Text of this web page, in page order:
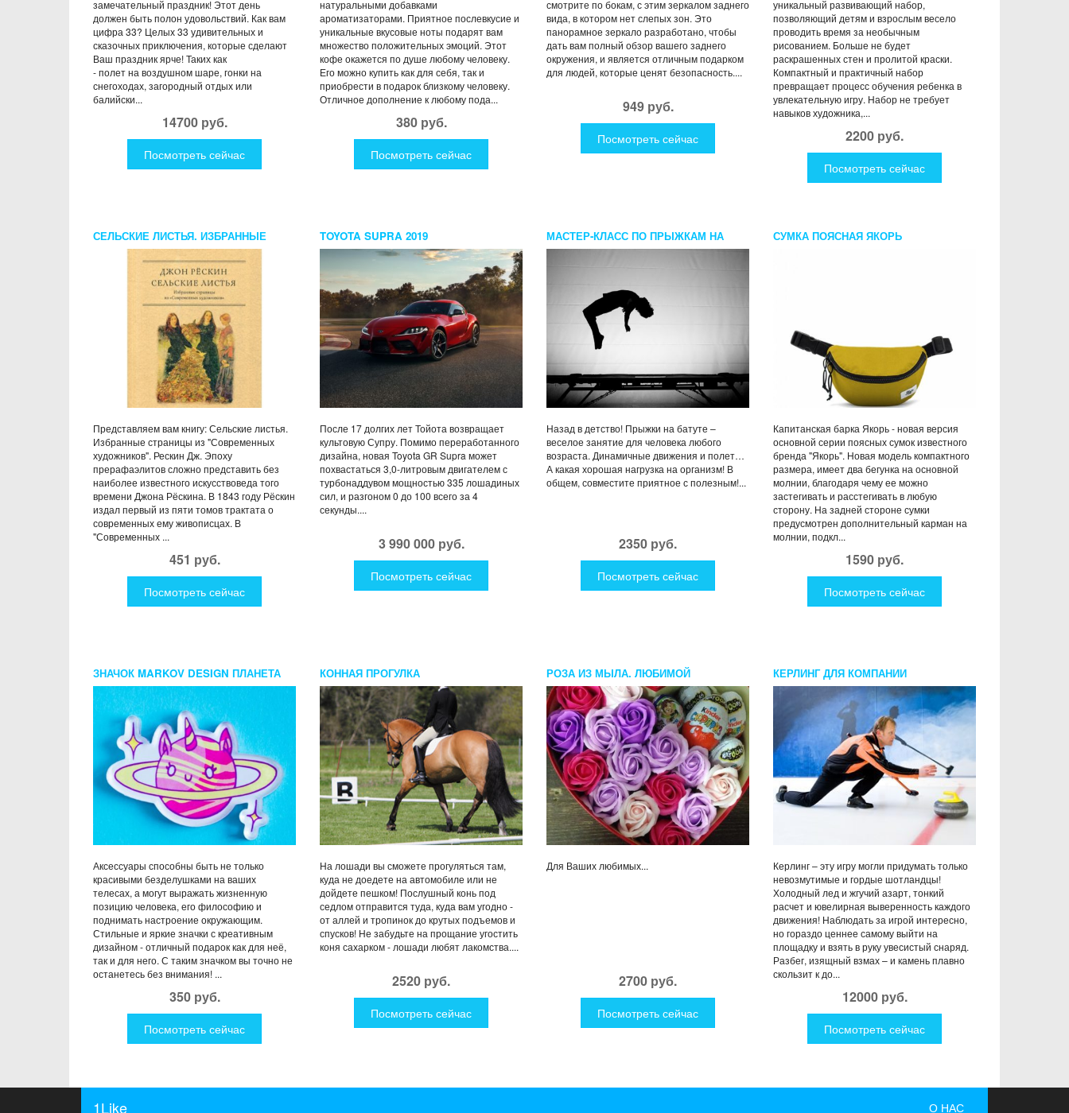
замечательный праздник! Этот день
должен быть полон удовольствий. Как вам
цифра 33? Целых 33 удивительных и
сказочных приключения, которые сделают
Ваш праздник ярче! Таких как
- полет на воздушном шаре, гонки на
снегоходах, загородный отдых или
балийски...
14700 руб.
Посмотреть сейчас
натуральными добавками
ароматизаторами. Приятное послевкусие и
уникальные вкусовые ноты подарят вам
множество положительных эмоций. Этот
кофе окажется по душе любому человеку.
Его можно купить как для себя, так и
приобрести в подарок близкому человеку.
Отличное дополнение к любому пода...
380 руб.
Посмотреть сейчас
смотрите по бокам, с этим зеркалом заднего
вида, в котором нет слепых зон. Это
панорамное зеркало разработано, чтобы
дать вам полный обзор вашего заднего
окружения, и является отличным подарком
для людей, которые ценят безопасность....
949 руб.
Посмотреть сейчас
уникальный развивающий набор,
позволяющий детям и взрослым весело
проводить время за необычным
рисованием. Больше не будет
раскрашенных стен и пролитой краски.
Компактный и практичный набор
превращает процесс обучения ребенка в
увлекательную игру. Набор не требует
навыков художника,...
2200 руб.
Посмотреть сейчас
СЕЛЬСКИЕ ЛИСТЬЯ. ИЗБРАННЫЕ
СТРАНИЦЫ ИЗ "СОВРЕМЕННЫХ
ХУДОЖНИКОВ". РЕСКИН ДЖ.
Представляем вам книгу: Сельские листья.
Избранные страницы из "Современных
художников". Рескин Дж. Эпоху
прерафаэлитов сложно представить без
наиболее известного искусствоведа того
времени Джона Рёскина. В 1843 году Рёскин
издал первый из пяти томов трактата о
современных ему живописцах. В
"Современных ...
451 руб.
Посмотреть сейчас
TOYOTA SUPRA 2019
После 17 долгих лет Тойота возвращает
культовую Супру. Помимо переработанного
дизайна, новая Toyota GR Supra может
похвастаться 3,0-литровым двигателем с
турбонаддувом мощностью 335 лошадиных
сил, и разгоном 0 до 100 всего за 4
секунды....
3 990 000 руб.
Посмотреть сейчас
МАСТЕР-КЛАСС ПО ПРЫЖКАМ НА
БАТУТЕ
Назад в детство! Прыжки на батуте –
веселое занятие для человека любого
возраста. Динамичные движения и полет…
А какая хорошая нагрузка на организм! В
общем, совместите приятное с полезным!...
2350 руб.
Посмотреть сейчас
СУМКА ПОЯСНАЯ ЯКОРЬ
Капитанская барка Якорь - новая версия
основной серии поясных сумок известного
бренда "Якорь". Новая модель компактного
размера, имеет два бегунка на основной
молнии, благодаря чему ее можно
застегивать и расстегивать в любую
сторону. На задней стороне сумки
предусмотрен дополнительный карман на
молнии, подкл...
1590 руб.
Посмотреть сейчас
ЗНАЧОК MARKOV DESIGN ПЛАНЕТА
Аксессуары способны быть не только
красивыми безделушками на ваших
телесах, а могут выражать жизненную
позицию человека, его философию и
поднимать настроение окружающим.
Стильные и яркие значки с креативным
дизайном - отличный подарок как для неё,
так и для него. С таким значком вы точно не
останетесь без внимания! ...
350 руб.
Посмотреть сейчас
КОННАЯ ПРОГУЛКА
На лошади вы сможете прогуляться там,
куда не доедете на автомобиле или не
дойдете пешком! Послушный конь под
седлом отправится туда, куда вам угодно -
от аллей и тропинок до крутых подъемов и
спусков! Не забудьте на прощание угостить
коня сахарком - лошади любят лакомства....
2520 руб.
Посмотреть сейчас
РОЗА ИЗ МЫЛА. ЛЮБИМОЙ
Для Ваших любимых...
2700 руб.
Посмотреть сейчас
КЕРЛИНГ ДЛЯ КОМПАНИИ
Керлинг – эту игру могли придумать только
невозмутимые и гордые шотландцы!
Холодный лед и жгучий азарт, тонкий
расчет и ювелирная выверенность каждого
движения! Наблюдать за игрой интересно,
но гораздо ценнее самому выйти на
площадку и взять в руку увесистый снаряд.
Разбег, изящный взмах – и камень плавно
скользит к до...
12000 руб.
Посмотреть сейчас
1Like О НАС